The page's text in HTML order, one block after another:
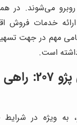
روبرو می‌شوند. در
مهم در جهت
است.
فروش اقساطی
ویژه در شرایط